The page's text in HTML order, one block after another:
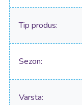
Tip produs
Sezon
Varsta